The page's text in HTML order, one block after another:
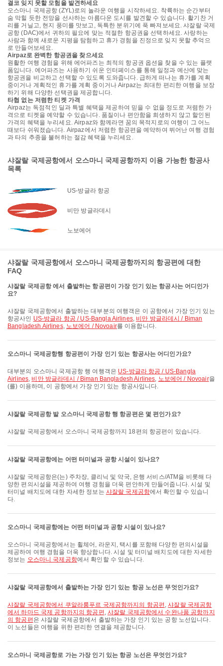
결코 잊지 못할 모험을 발견하세요
오스마니 국제공항 (ZYL)로의 놀라운 여행을 시작하세요. 착륙하는 순간부터
숨 막힐 듯한 전망을 선사하는 아름다운 도시를 발견할 수 있습니다. 활기찬 거
리를 거닐고, 현지 풍미를 맛보고, 독특한 분위기에 푹 빠져보세요. 샤잘랄 국제
공항 (DAC)에서 귀하의 필요에 맞는 적절한 항공권을 선택하세요. 사랑하는
사람과 함께 새로운 지평을 탐험하고 휴가 경험을 진정으로 잊지 못할 추억으
로 만들어보세요.
Airpaz로 완벽한 항공권을 찾으세요
원활한 여행 경험을 위해 에어파즈는 최적의 항공권 옵션을 찾을 수 있는 플랫
폼입니다. 에어파즈는 사용하기 쉬운 인터페이스를 통해 일정과 예산에 맞는
항공권을 비교하고 선택할 수 있도록 도와줍니다. 급하게 떠나는 휴가를 계획
중이거나 계획적인 휴가를 계획 중이거나 Airpaz는 최대한 편리한 여행을 보장
하기 위해 다양한 선택권을 제공합니다.
타협 없는 저렴한 티켓 가격
Airpaz는 독점적인 딜과 특별 혜택을 제공하여 믿을 수 없을 정도로 저렴한 가
격으로 티켓을 예약할 수 있습니다. 품질이나 편안함을 희생하지 않고 할인된
가격의 혜택을 누리세요. Airpaz와 함께라면 꿈의 목적지로의 여행이 그 어느
때보다 쉬워졌습니다. Airpaz에서 저렴한 항공편을 예약하여 뛰어난 여행 경험
과 타의 추종을 불허하는 절감 혜택을 누리세요.
샤잘랄 국제공항에서 오스마니 국제공항까지 이용 가능한 항공사
목록
US-방글라 항공
비만 방글라데시
노보에어
샤잘랄 국제공항에서 오스마니 국제공항까지의 항공편에 대한
FAQ
샤잘랄 국제공항 에서 출발하는 항공편이 가장 인기 있는 항공사는 어디인가
요?
샤잘랄 국제공항에서 출발하는 대부분의 여행객은 이 공항에서 가장 인기 있는
항공사인 US-방글라 항공 / US-Bangla Airlines, 비만 방글라데시 / Biman
Bangladesh Airlines, 노보에어 / Novoair를 이용합니다.
오스마니 국제공항행 항공편이 가장 인기 있는 항공사는 어디인가요?
대부분의 오스마니 국제공항 행 여행객은 US-방글라 항공 / US-Bangla
Airlines, 비만 방글라데시 / Biman Bangladesh Airlines, 노보에어 / Novoair을
(를) 이용하며, 이 공항에서 가장 인기 있는 항공사입니다.
샤잘랄 국제공항 발 오스마니 국제공항 행 항공편은 몇 편인가요?
샤잘랄 국제공항에서 오스마니 국제공항까지 18편의 항공편이 있습니다.
샤잘랄 국제공항에는 어떤 터미널과 공항 시설이 있나요?
샤잘랄 국제공항은(는) 주차장, 클리닉 및 약국, 은행 서비스/ATM을 비롯해 다
양한 편의시설을 제공하여 여행 경험을 더욱 편안하게 만들어줍니다. 시설 및
터미널 배치도에 대한 자세한 정보는 샤잘랄 국제공항에서 확인할 수 있습니
다.
오스마니 국제공항에는 어떤 터미널과 공항 시설이 있나요?
오스마니 국제공항에서는 휠체어, 라운지, 택시를 포함해 다양한 편의시설을
제공하여 여행 경험을 더욱 향상합니다. 시설 및 터미널 배치도에 대한 자세한
정보는 오스마니 국제공항에서 확인할 수 있습니다.
샤잘랄 국제공항에서 출발하는 가장 인기 있는 항공 노선은 무엇인가요?
샤잘랄 국제공항에서 쿠알라룸푸르 국제공항까지의 항공편 ,샤잘랄 국제공항
에서 하마드 국제 공항까지의 항공편 , 샤잘랄 국제공항에서 수완나품 공항까지
의 항공편 은 샤잘랄 국제공항에서 출발하는 가장 인기 있는 공항 노선입니다.
이 노선들은 여행을 위한 편리한 연결을 제공합니다.
오스마니 국제공항로 가는 가장 인기 있는 항공 노선은 무엇인가요?